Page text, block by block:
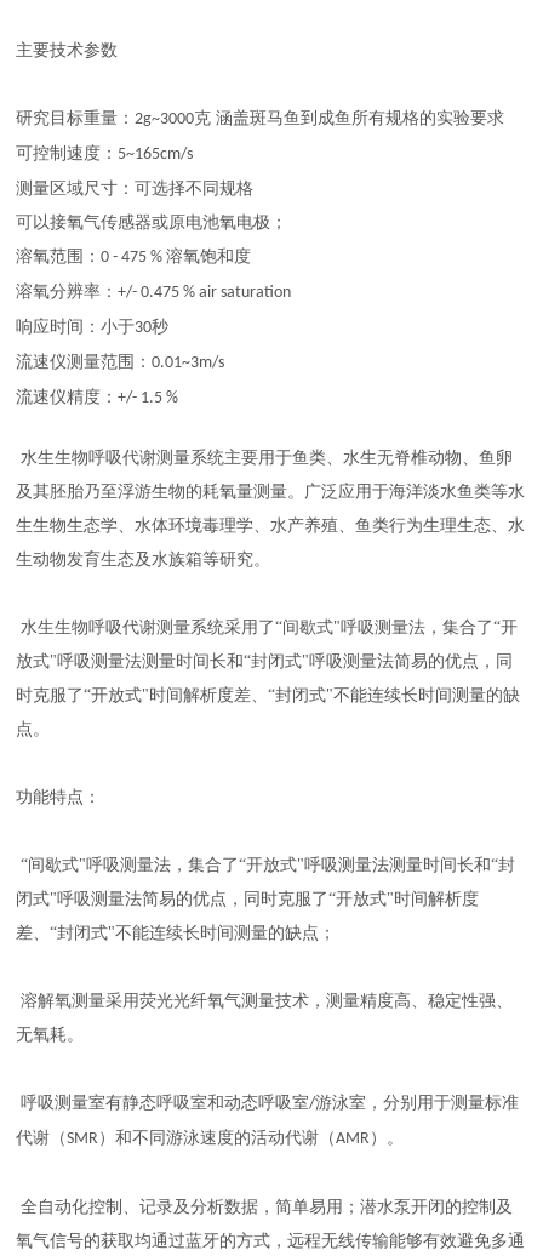
主要技术参数
研究目标重量：2g~3000克涵盖斑马鱼到成鱼所有规格的实验要求
可控制速度： 5~165cm/s
测量区域尺寸：可选择不同规格
可以接氧气传感器或原电池氧电极；
溶氧范围：0 - 475 %溶氧饱和度
溶氧分辨率：+/- 0.475 % air saturation
响应时间：小于30秒
流速仪测量范围：0.01~3m/s
流速仪精度：+/- 1.5 %
水生生物呼吸代谢测量系统主要用于鱼类、水生无脊椎动物、鱼卵
及其胚胎乃至浮游生物的耗氧量测量。广泛应用于海洋淡水鱼类等水
生生物生态学、水体环境毒理学、水产养殖、鱼类行为生理生态、水
生动物发育生态及水族箱等研究。
水生生物呼吸代谢测量系统采用了“间歇式"呼吸测量法，集合了“开
放式"呼吸测量法测量时间长和“封闭式"呼吸测量法简易的优点，同
时克服了“开放式"时间解析度差、“封闭式"不能连续长时间测量的缺
点。
功能特点：
“间歇式"呼吸测量法，集合了“开放式"呼吸测量法测量时间长和“封
闭式"呼吸测量法简易的优点，同时克服了“开放式"时间解析度
差、“封闭式"不能连续长时间测量的缺点；
溶解氧测量采用荧光光纤氧气测量技术，测量精度高、稳定性强、
无氧耗。
呼吸测量室有静态呼吸室和动态呼吸室/游泳室，分别用于测量标准
代谢（SMR ）和不同游泳速度的活动代谢（AMR ）。
全自动化控制、记录及分析数据，简单易用；潜水泵开闭的控制及
氧气信号的获取均通过蓝牙的方式，远程无线传输能够有效避免多通